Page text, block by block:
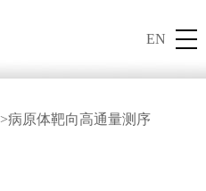
EN
>病原体靶向高通量测序